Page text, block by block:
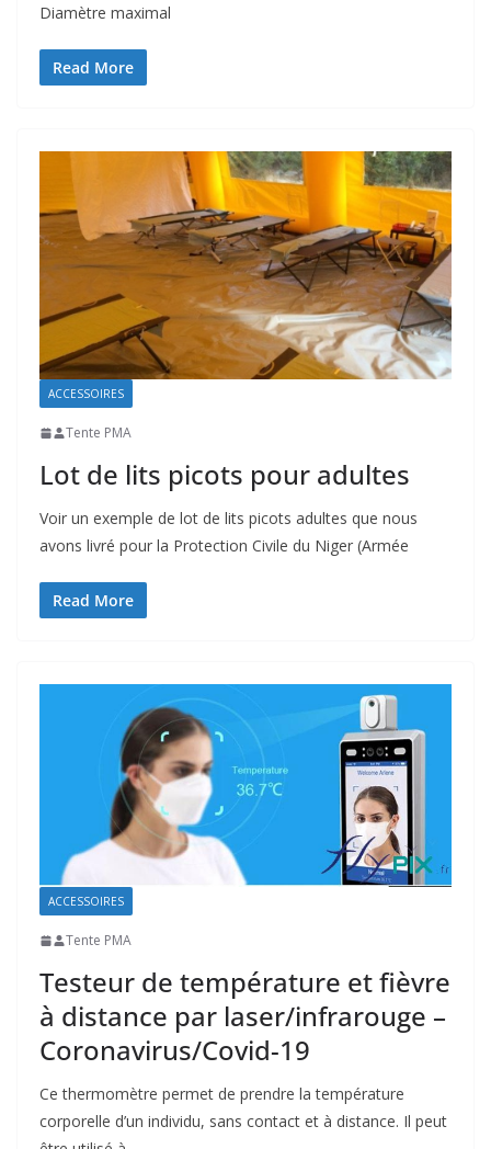
Diamètre maximal
Read More
ACCESSOIRES
Tente PMA
Lot de lits picots pour adultes
Voir un exemple de lot de lits picots adultes que nous
avons livré pour la Protection Civile du Niger (Armée
Read More
ACCESSOIRES
Tente PMA
Testeur de température et fièvre
à distance par laser/infrarouge –
Coronavirus/Covid-19
Ce thermomètre permet de prendre la température
corporelle d’un individu, sans contact et à distance. Il peut